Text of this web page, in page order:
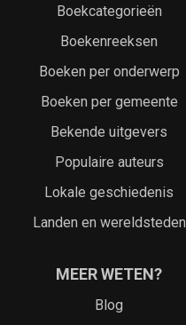
Boekcategorieën
Boekenreeksen
Boeken per onderwerp
Boeken per gemeente
Bekende uitgevers
Populaire auteurs
Lokale geschiedenis
Landen en wereldsteden
MEER WETEN?
Blog